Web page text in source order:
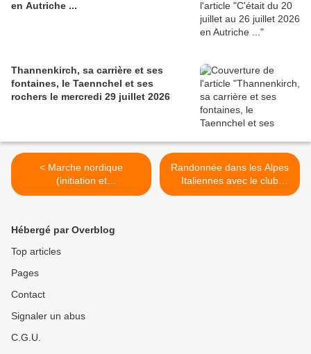
en Autriche ...
Thannenkirch, sa carrière et ses
fontaines, le Taennchel et ses
rochers le mercredi 29 juillet 2026
< Marche nordique
(initiation et
perfectionnement), lundi 6
Randonnée dans les Alpes
Italiennes avec le club
vosgien de Munster >
Hébergé par Overblog
Top articles
Pages
Contact
Signaler un abus
C.G.U.